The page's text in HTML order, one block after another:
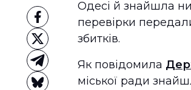
Одесі й знайшла
перевірки
збитків.
Як повідомила
міської ради